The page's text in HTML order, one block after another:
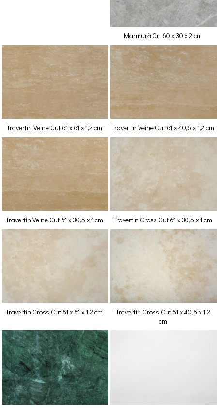
Marmură Gri 60 x 30 x 2 cm
Travertin Veine Cut 61 x 61 x 1,2 cm Travertin Veine Cut 61 x 40,6 x 1,2 cm
Travertin Veine Cut 61 x 30,5 x 1 cm Travertin Cross Cut 61 x 30,5 x 1 cm
Travertin Cross Cut 61 x 61 x 1,2 cm
Travertin Cross Cut 61 x 40,6 x 1,2
cm